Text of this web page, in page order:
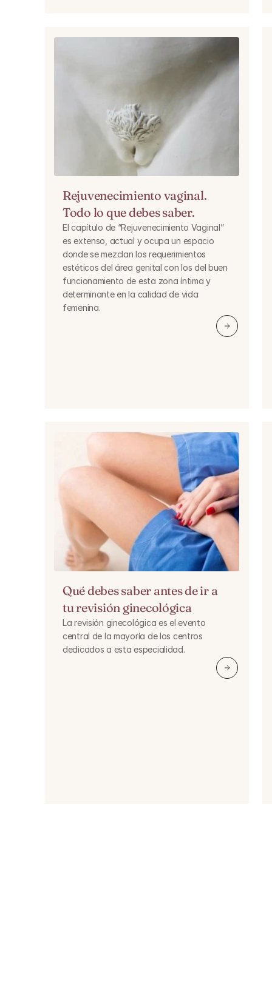
Rejuvenecimiento vaginal.
Todo lo que debes saber.
El capítulo de “Rejuvenecimiento Vaginal”
es extenso, actual y ocupa un espacio
donde se mezclan los requerimientos
estéticos del área genital con los del buen
funcionamiento de esta zona íntima y
determinante en la calidad de vida
femenina.
Qué debes saber antes de ir a
tu revisión ginecológica
La revisión ginecológica es el evento
central de la mayoría de los centros
dedicados a esta especialidad.